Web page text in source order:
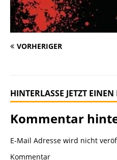
VORHERIGER
HINTERLASSE JETZT
Kommentar
E-Mail Adresse wird nicht
Kommentar